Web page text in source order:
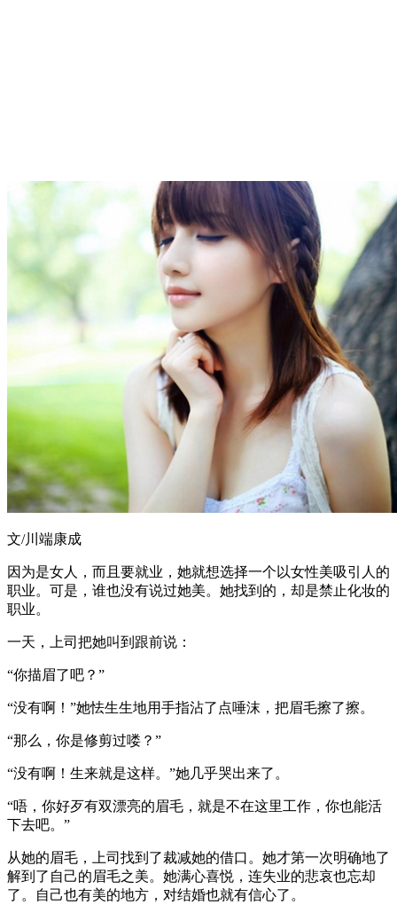
文/川端康成
因为是女人，而且要就业，她就想选择一个以女性美吸引人的
职业。可是，谁也没有说过她美。她找到的，却是禁止化妆的
职业。
一天，上司把她叫到跟前说：
“你描眉了吧？”
“没有啊！”她怯生生地用手指沾了点唾沫，把眉毛擦了擦。
“那么，你是修剪过喽？”
“没有啊！生来就是这样。”她几乎哭出来了。
“唔，你好歹有双漂亮的眉毛，就是不在这里工作，你也能活
下去吧。”
从她的眉毛，上司找到了裁减她的借口。她才第一次明确地了
解到了自己的眉毛之美。她满心喜悦，连失业的悲哀也忘却
了。自己也有美的地方，对结婚也就有信心了。